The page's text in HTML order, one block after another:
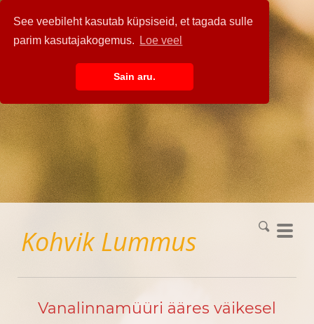
See veebileht kasutab küpsiseid, et tagada sulle
parim kasutajakogemus.
Loe veel
Sain aru.
Kohvik Lummus
Vanalinnamüüri ääres väikesel